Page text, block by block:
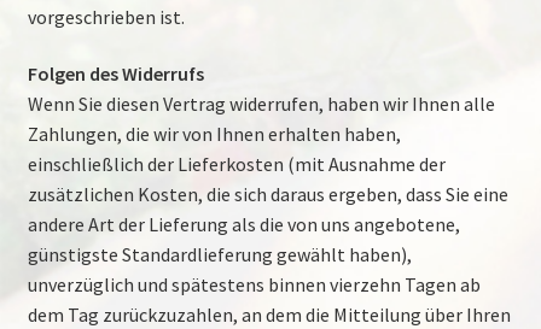
vorgeschrieben ist.
Folgen des Widerrufs
Wenn Sie diesen Vertrag widerrufen, haben wir Ihnen alle
Zahlungen, die wir von Ihnen erhalten haben,
einschließlich der Lieferkosten (mit Ausnahme der
zusätzlichen Kosten, die sich daraus ergeben, dass Sie eine
andere Art der Lieferung als die von uns angebotene,
günstigste Standardlieferung gewählt haben),
unverzüglich und spätestens binnen vierzehn Tagen ab
dem Tag zurückzuzahlen, an dem die Mitteilung über Ihren